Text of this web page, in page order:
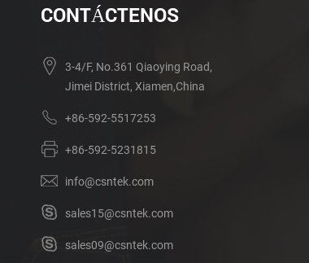
CONTÁCTENOS
3-4/F, No.361 Qiaoying Road,
Jimei District, Xiamen,China
+86-592-5517253
+86-592-5231815
info@csntek.com
sales15@csntek.com
sales09@csntek.com